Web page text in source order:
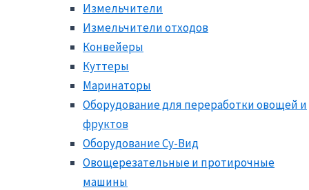
Измельчители
Измельчители отходов
Конвейеры
Куттеры
Маринаторы
Оборудование для переработки овощей и
фруктов
Оборудование Су-Вид
Овощерезательные и протирочные
машины